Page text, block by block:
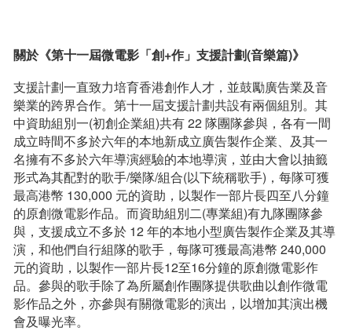
關於《第十一屆微電影「創+作」支援計劃(音樂篇)》
支援計劃一直致力培育香港創作人才，並鼓勵廣告業及音
樂業的跨界合作。第十一屆支援計劃共設有兩個組別。其
中資助組別一(初創企業組)共有 22 隊團隊參與，各有一間
成立時間不多於六年的本地新成立廣告製作企業、及其一
名擁有不多於六年導演經驗的本地導演，並由大會以抽籤
形式為其配對的歌手/樂隊/組合(以下統稱歌手)，每隊可獲
最高港幣 130,000 元的資助，以製作一部片長四至八分鐘
的原創微電影作品。而資助組別二(專業組)有九隊團隊參
與，支援成立不多於 12 年的本地小型廣告製作企業及其導
演，和他們自行組隊的歌手，每隊可獲最高港幣 240,000
元的資助，以製作一部片長12至16分鐘的原創微電影作
品。參與的歌手除了為所屬創作團隊提供歌曲以創作微電
影作品之外，亦參與有關微電影的演出，以增加其演出機
會及曝光率。